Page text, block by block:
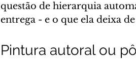
questão de hierarquia
entrega - e o que ela deixa
Pintura autoral ou